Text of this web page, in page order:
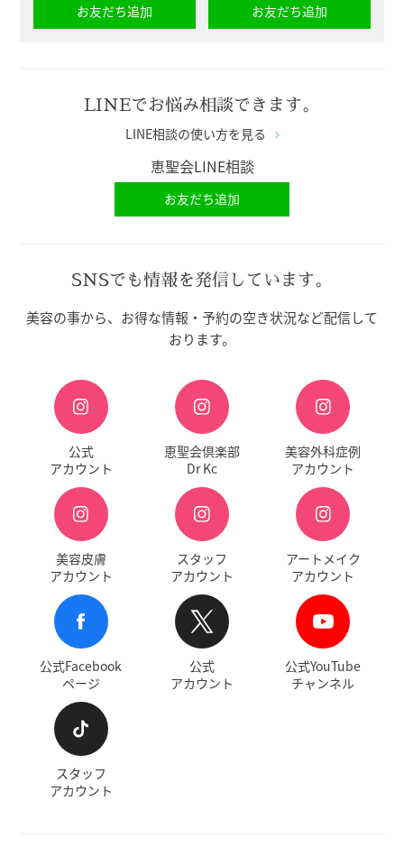
お友だち追加 お友だち追加
LINEでお悩み相談できます。
LINE相談の使い方を見る
恵聖会LINE相談
お友だち追加
SNSでも情報を発信しています。
美容の事から、お得な情報・予約の空き状況など配信して
おります。
公式
アカウント
恵聖会倶楽部
Dr Kc
美容外科症例
アカウント
美容皮膚
アカウント
スタッフ
アカウント
アートメイク
アカウント
公式Facebook
ページ
公式
アカウント
公式YouTube
チャンネル
スタッフ
アカウント